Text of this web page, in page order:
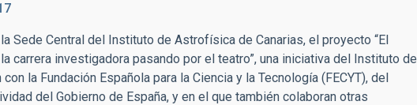
Sede Central del Instituto de Astrofísica de Canarias, el proyecto “El
carrera investigadora pasando por el teatro”, una iniciativa del Instituto de
la Fundación Española para la Ciencia y la Tecnología (FECYT), del
del Gobierno de España, y en el que también colaboran otras